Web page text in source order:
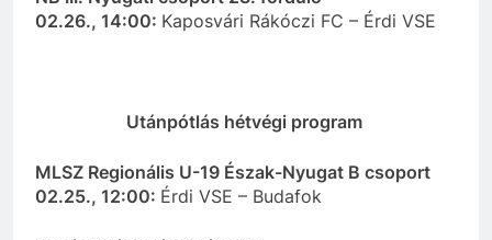
02.26., 14:00: Kaposvári Rákóczi FC – Érdi VSE
Utánpótlás hétvégi program
MLSZ Regionális U-19 Észak-Nyugat B csoport
02.25., 12:00: Érdi VSE – Budafok